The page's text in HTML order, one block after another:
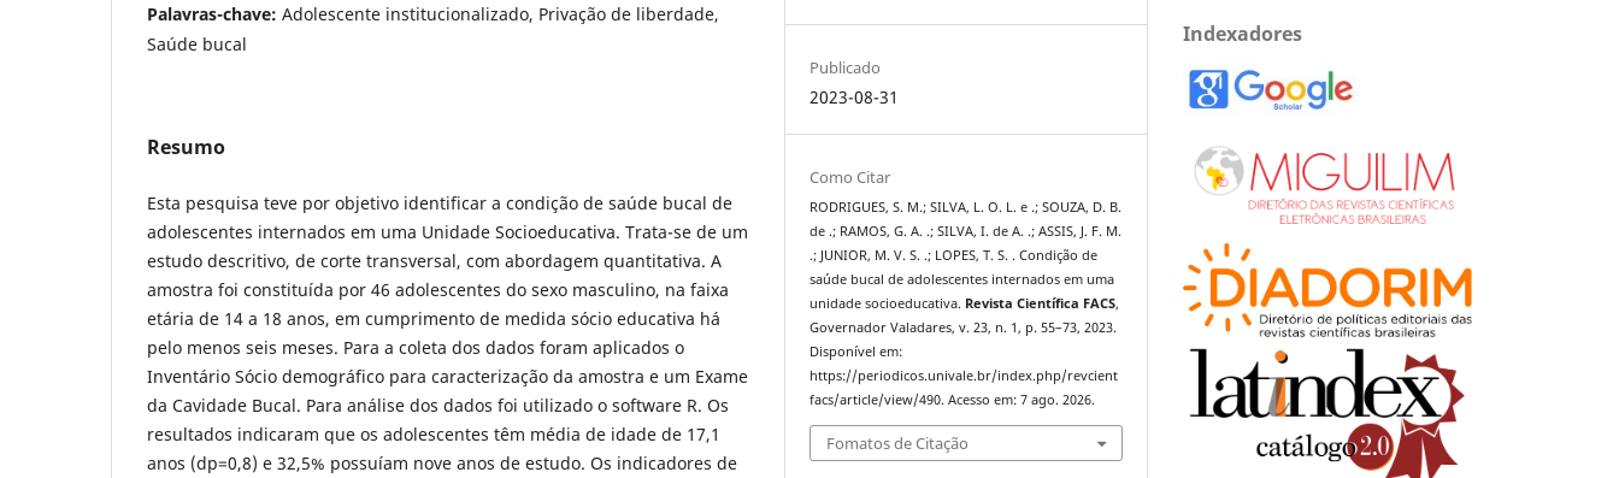
Palavras-chave: Adolescente institucionalizado, Privação de liberdade,
Saúde bucal
Resumo
Esta pesquisa teve por objetivo identificar a condição de saúde bucal de
adolescentes internados em uma Unidade Socioeducativa. Trata-se de um
estudo descritivo, de corte transversal, com abordagem quantitativa. A
amostra foi constituída por 46 adolescentes do sexo masculino, na faixa
etária de 14 a 18 anos, em cumprimento de medida sócio educativa há
pelo menos seis meses. Para a coleta dos dados foram aplicados o
Inventário Sócio demográfico para caracterização da amostra e um Exame
da Cavidade Bucal. Para análise dos dados foi utilizado o software R. Os
resultados indicaram que os adolescentes têm média de idade de 17,1
anos (dp=0,8) e 32,5% possuíam nove anos de estudo. Os indicadores de
Publicado
2023-08-31
Como Citar
RODRIGUES, S. M.; SILVA, L. O. L. e .; SOUZA, D. B.
de .; RAMOS, G. A. .; SILVA, I. de A. .; ASSIS, J. F. M.
.; JUNIOR, M. V. S. .; LOPES, T. S. . Condição de
saúde bucal de adolescentes internados em uma
unidade socioeducativa. Revista Científica FACS,
Governador Valadares, v. 23, n. 1, p. 55–73, 2023.
Disponível em:
https://periodicos.univale.br/index.php/revcient
facs/article/view/490. Acesso em: 7 ago. 2026.
Fomatos de Citação
Indexadores